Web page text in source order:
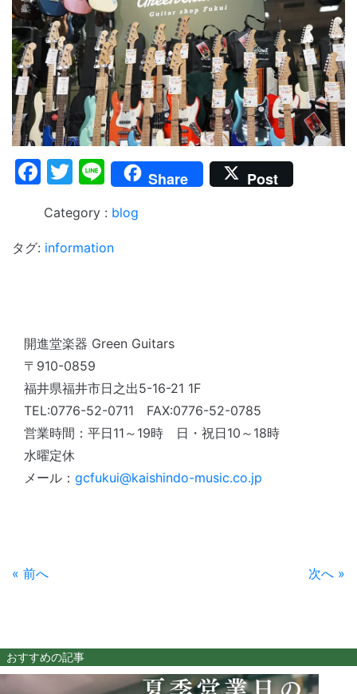
Facebook
Twitter
LineShare Post
blog
タグ: information
開進堂楽器 Green Guitars
〒910-0859
福井県福井市日之出5-16-21 1F
TEL:0776-52-0711 FAX:0776-52-0785
営業時間：平日11～19時 日・祝日10～18時
水曜定休
メール： gcfukui@kaishindo-music.co.jp
« 前へ 次へ »
おすすめの記事